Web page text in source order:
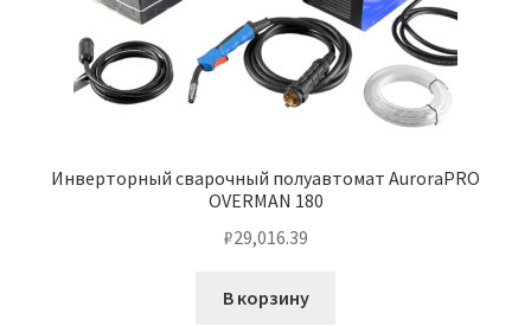
Инверторный сварочный полуавтомат AuroraPRO
OVERMAN 180
₽29,016.39
В корзину